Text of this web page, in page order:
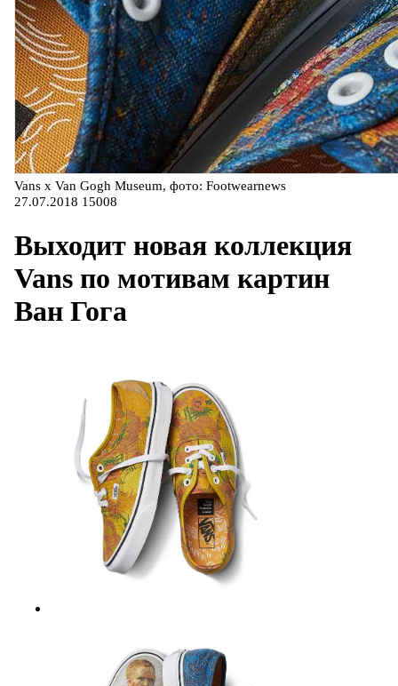
Vans x Van Gogh Museum, фото: Footwearnews
27.07.2018 15008
Выходит новая коллекция
Vans по мотивам картин
Ван Гога